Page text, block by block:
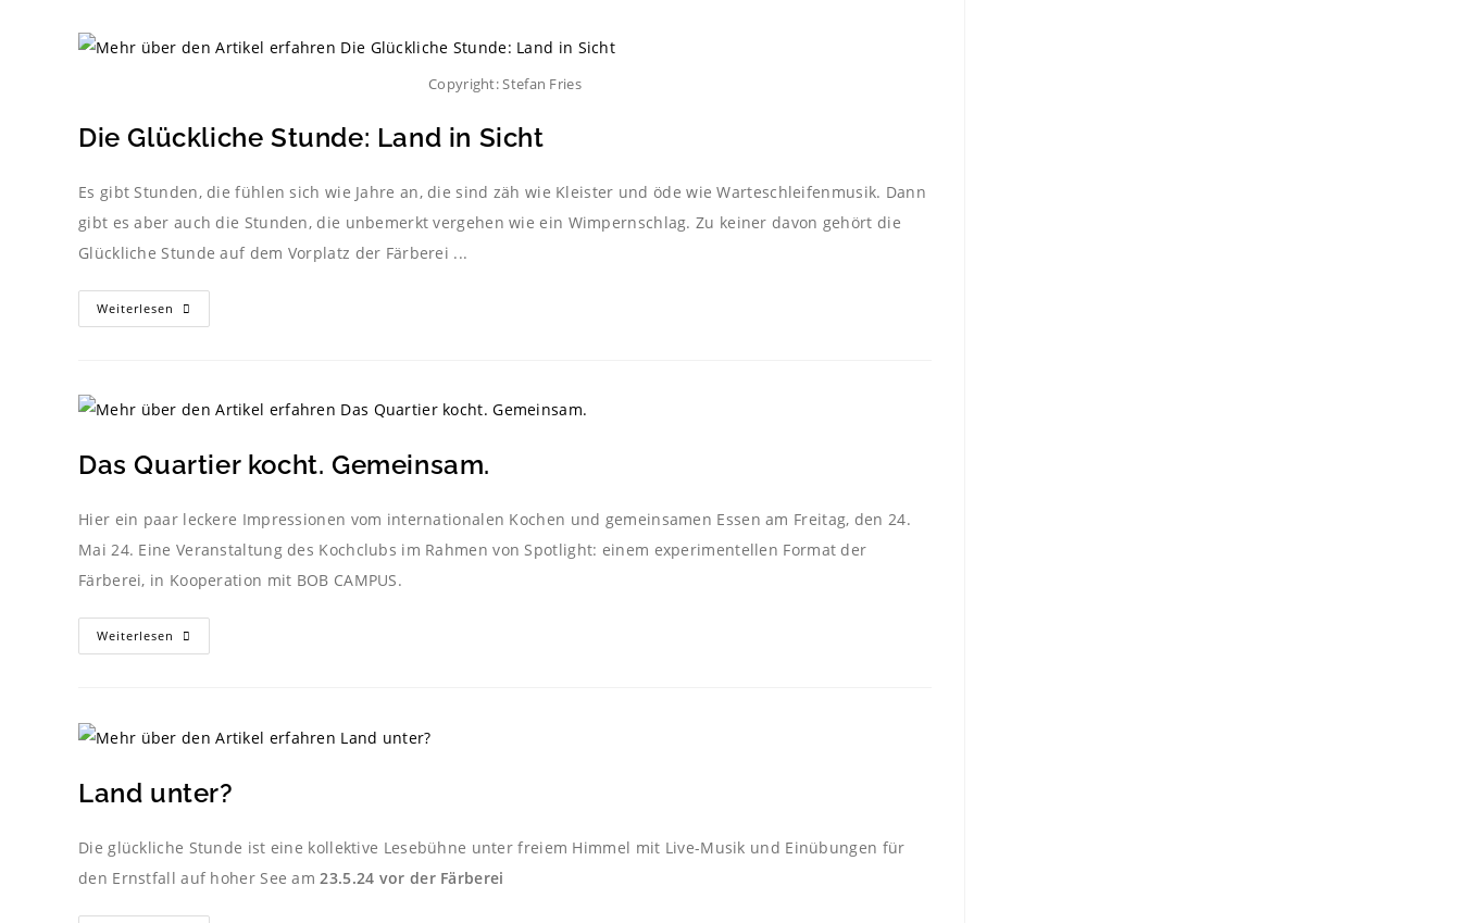
Copyright: Stefan Fries
Die Glückliche Stunde: Land in Sicht
Es gibt Stunden, die fühlen sich wie Jahre an, die sind zäh wie Kleister und öde wie Warteschleifenmusik. Dann
gibt es aber auch die Stunden, die unbemerkt vergehen wie ein Wimpernschlag. Zu keiner davon gehört die
Glückliche Stunde auf dem Vorplatz der Färberei ...
Weiterlesen
Das Quartier kocht. Gemeinsam.
Hier ein paar leckere Impressionen vom internationalen Kochen und gemeinsamen Essen am Freitag, den 24.
Mai 24. Eine Veranstaltung des Kochclubs im Rahmen von Spotlight: einem experimentellen Format der
Färberei, in Kooperation mit BOB CAMPUS.
Weiterlesen
Land unter?
Die glückliche Stunde ist eine kollektive Lesebühne unter freiem Himmel mit Live-Musik und Einübungen für
den Ernstfall auf hoher See am 23.5.24 vor der Färberei